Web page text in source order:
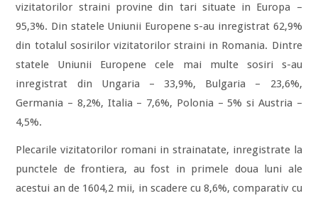
vizitatorilor straini provine din tari situate in Europa –
95,3%. Din statele Uniunii Europene s-au inregistrat 62,9%
din totalul sosirilor vizitatorilor straini in Romania. Dintre
statele Uniunii Europene cele mai multe sosiri s-au
inregistrat din Ungaria – 33,9%, Bulgaria – 23,6%,
Germania – 8,2%, Italia – 7,6%, Polonia – 5% si Austria –
4,5%.
Plecarile vizitatorilor romani in strainatate, inregistrate la
punctele de frontiera, au fost in primele doua luni ale
acestui an de 1604,2 mii, in scadere cu 8,6%, comparativ cu